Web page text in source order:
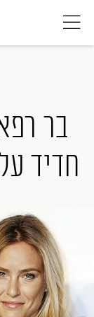
בר
חדיד